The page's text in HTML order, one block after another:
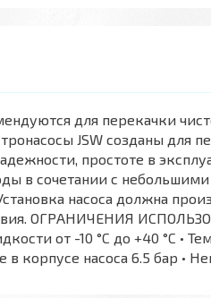
для перекачки
JSW созданы для
простоте в
в сочетании с
насоса должна
ОГРАНИЧЕНИЯ
от -10 °C до +40 °C •
корпусе насоса 6.5 бар •